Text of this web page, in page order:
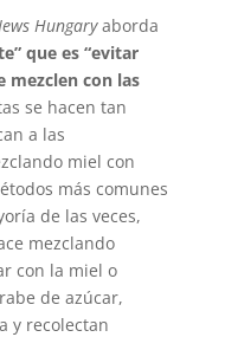
Hungaryaborda
que es “evitar
mezclen con las
se hacen tan
a las
miel con
más comunes
de las veces,
mezclando
con la miel o
de azúcar,
y recolectan